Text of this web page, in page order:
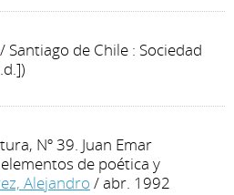
/ Santiago de Chile : Sociedad
Nº 39. Juan Emar
de poética y
Alejandro / abr. 1992